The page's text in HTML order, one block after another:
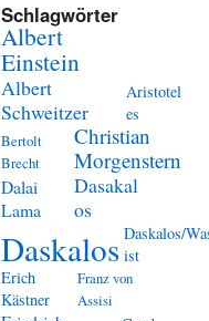
Schlagwörter
Albert
Einstein
Albert
Schweitzer
Aristotel
es
Bertolt
Brecht
Christian
Morgenstern
Dalai
Lama
Dasakal
os
Daskalos Daskalos/
ist
Erich
Kästner
Franz von
Assisi